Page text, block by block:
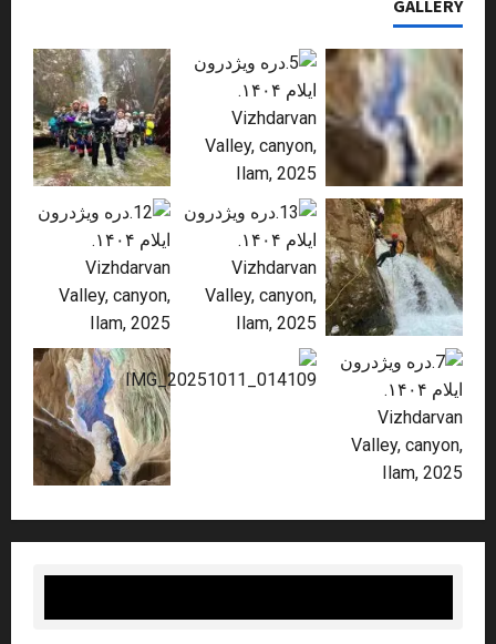
GALLERY